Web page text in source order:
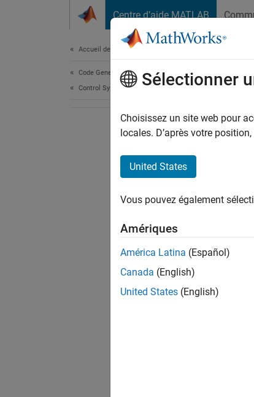
Centre d’aide MATLAB
Accueil de la documentation
Code Generation
Control Systems
Sélectionner
Choisissez un site web pour
locales. D’après votre
United States
Vous pouvez également
Amériques
América Latina (Español)
Canada (English)
United States (English)